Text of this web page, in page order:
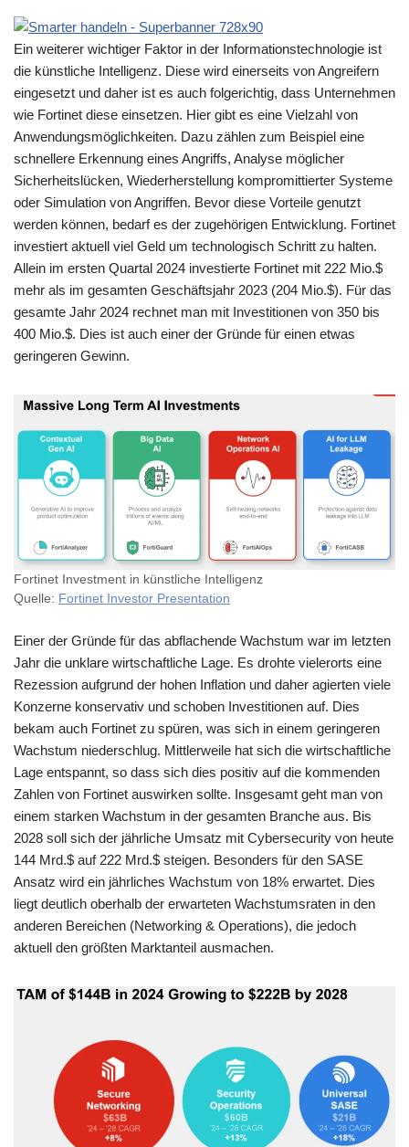
Ein weiterer wichtiger Faktor in der Informationstechnologie ist
die künstliche Intelligenz. Diese wird einerseits von Angreifern
eingesetzt und daher ist es auch folgerichtig, dass Unternehmen
wie Fortinet diese einsetzen. Hier gibt es eine Vielzahl von
Anwendungsmöglichkeiten. Dazu zählen zum Beispiel eine
schnellere Erkennung eines Angriffs, Analyse möglicher
Sicherheitslücken, Wiederherstellung kompromittierter Systeme
oder Simulation von Angriffen. Bevor diese Vorteile genutzt
werden können, bedarf es der zugehörigen Entwicklung. Fortinet
investiert aktuell viel Geld um technologisch Schritt zu halten.
Allein im ersten Quartal 2024 investierte Fortinet mit 222 Mio.$
mehr als im gesamten Geschäftsjahr 2023 (204 Mio.$). Für das
gesamte Jahr 2024 rechnet man mit Investitionen von 350 bis
400 Mio.$. Dies ist auch einer der Gründe für einen etwas
geringeren Gewinn.
Fortinet Investment in künstliche Intelligenz
Quelle: Fortinet Investor Presentation
Einer der Gründe für das abflachende Wachstum war im letzten
Jahr die unklare wirtschaftliche Lage. Es drohte vielerorts eine
Rezession aufgrund der hohen Inflation und daher agierten viele
Konzerne konservativ und schoben Investitionen auf. Dies
bekam auch Fortinet zu spüren, was sich in einem geringeren
Wachstum niederschlug. Mittlerweile hat sich die wirtschaftliche
Lage entspannt, so dass sich dies positiv auf die kommenden
Zahlen von Fortinet auswirken sollte. Insgesamt geht man von
einem starken Wachstum in der gesamten Branche aus. Bis
2028 soll sich der jährliche Umsatz mit Cybersecurity von heute
144 Mrd.$ auf 222 Mrd.$ steigen. Besonders für den SASE
Ansatz wird ein jährliches Wachstum von 18% erwartet. Dies
liegt deutlich oberhalb der erwarteten Wachstumsraten in den
anderen Bereichen (Networking & Operations), die jedoch
aktuell den größten Marktanteil ausmachen.